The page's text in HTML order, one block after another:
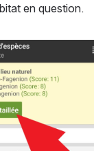
en question.